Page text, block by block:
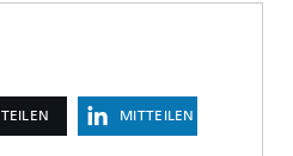
TEILEN MITTEILEN